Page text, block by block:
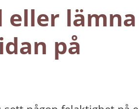
eller lämna
på